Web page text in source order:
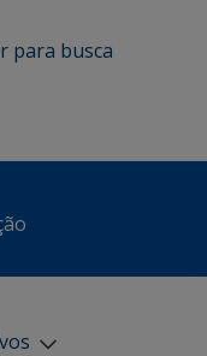
para busca